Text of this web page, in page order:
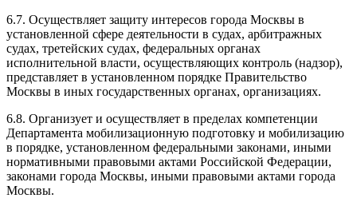
6.7. Осуществляет защиту интересов города Москвы в
установленной сфере деятельности в судах, арбитражных
судах, третейских судах, федеральных органах
исполнительной власти, осуществляющих контроль (надзор),
представляет в установленном порядке Правительство
Москвы в иных государственных органах, организациях.
6.8. Организует и осуществляет в пределах компетенции
Департамента мобилизационную подготовку и мобилизацию
в порядке, установленном федеральными законами, иными
нормативными правовыми актами Российской Федерации,
законами города Москвы, иными правовыми актами города
Москвы.